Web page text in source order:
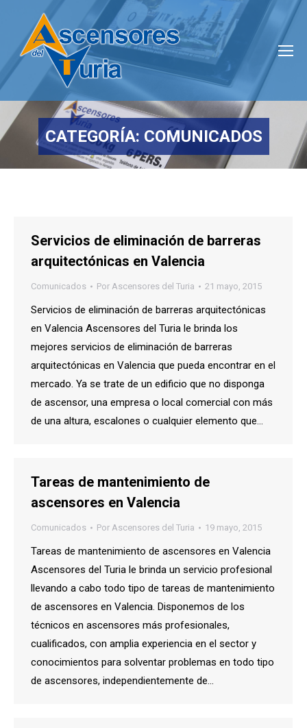
CATEGORÍA: COMUNICADOS
Estás aquí:
Servicios de eliminación de barreras
arquitectónicas en Valencia
Comunicados Por Ascensores del Turia 21 mayo, 2015
Servicios de eliminación de barreras arquitectónicas
en Valencia Ascensores del Turia le brinda los
mejores servicios de eliminación de barreras
arquitectónicas en Valencia que pueda encontrar en el
mercado. Ya se trate de un edificio que no disponga
de ascensor, una empresa o local comercial con más
de una altura, escalones o cualquier elemento que…
Tareas de mantenimiento de
ascensores en Valencia
Comunicados Por Ascensores del Turia 19 mayo, 2015
Tareas de mantenimiento de ascensores en Valencia
Ascensores del Turia le brinda un servicio profesional
llevando a cabo todo tipo de tareas de mantenimiento
de ascensores en Valencia. Disponemos de los
técnicos en ascensores más profesionales,
cualificados, con amplia experiencia en el sector y
conocimientos para solventar problemas en todo tipo
de ascensores, independientemente de…